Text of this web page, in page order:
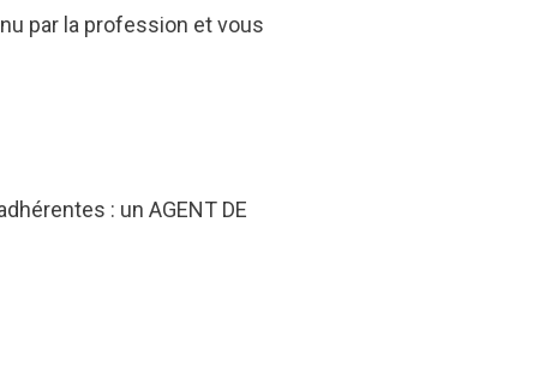
par la profession et vous
: un AGENT DE